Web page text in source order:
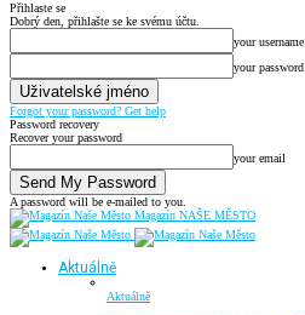
Přihlaste se
Dobrý den, přihlašte se ke svému účtu.
your username
your password
Forgot your password? Get help
Password recovery
Recover your password
your email
A password will be e-mailed to you.
Magazín NAŠE MĚSTO
Aktuálně
Aktuálně